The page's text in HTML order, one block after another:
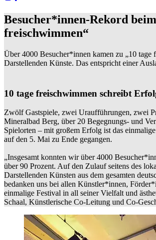
Besucher*innen-Rekord
freischwimmen“
Über 4000 Besucher*innen kamen zu „10
Darstellenden Künste. Das entspricht einer
10 tage freischwimmen schreibt
Zwölf Gastspiele, zwei Uraufführungen, zwei
Mineralbad Berg, über 20 Begegnungs- und
Spielorten – mit großem Erfolg ist das
auf den 5. Mai zu Ende gegangen.
„Insgesamt konnten wir über 4000
über 90 Prozent. Auf den Zulauf seitens des
Darstellenden Künsten aus dem gesamten
bedanken uns bei allen Künstler*innen,
einmalige Festival in all seiner Vielfalt und
Schaal, Künstlerische Co-Leitung und Co-